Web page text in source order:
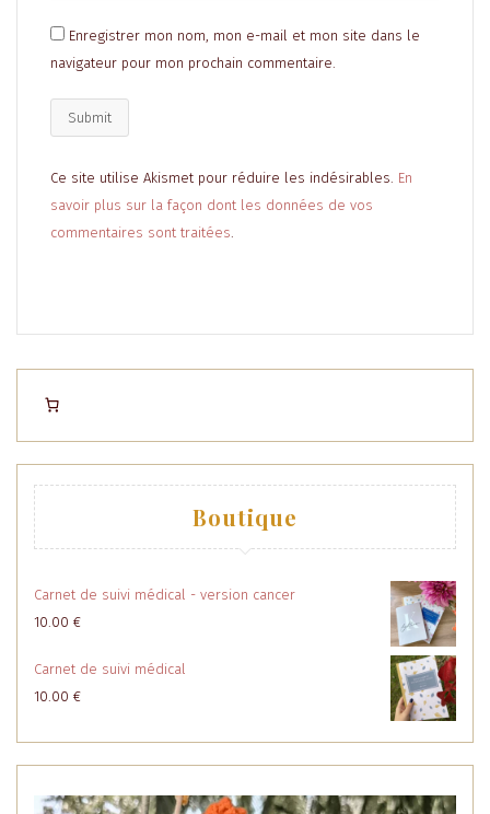
Enregistrer mon nom, mon e-mail et mon site dans le
navigateur pour mon prochain commentaire.
Ce site utilise Akismet pour réduire les indésirables. En
savoir plus sur la façon dont les données de vos
commentaires sont traitées
Boutique
Carnet de suivi médical - version cancer
10.00 €
Carnet de suivi médical
10.00 €